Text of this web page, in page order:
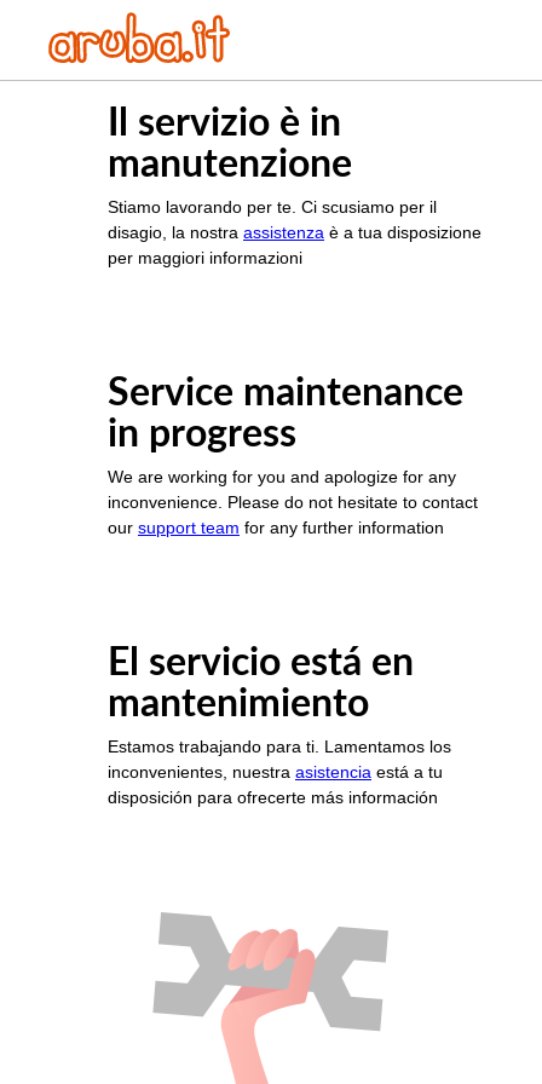
Il servizio è in
manutenzione
Stiamo lavorando per te. Ci scusiamo per il
disagio, la nostra assistenza è a tua disposizione
per maggiori informazioni
Service maintenance
in progress
We are working for you and apologize for any
inconvenience. Please do not hesitate to contact
our support team for any further information
El servicio está en
mantenimiento
Estamos trabajando para ti. Lamentamos los
inconvenientes, nuestra asistencia está a tu
disposición para ofrecerte más información